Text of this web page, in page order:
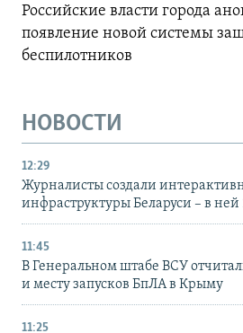
Российские власти города
появление новой системы
беспилотников
НОВОСТИ
12:29
Журналисты создали
инфраструктуры Беларуси – в ней
11:45
В Генеральном штабе ВСУ
и месту запусков БпЛА в Крыму
11:25